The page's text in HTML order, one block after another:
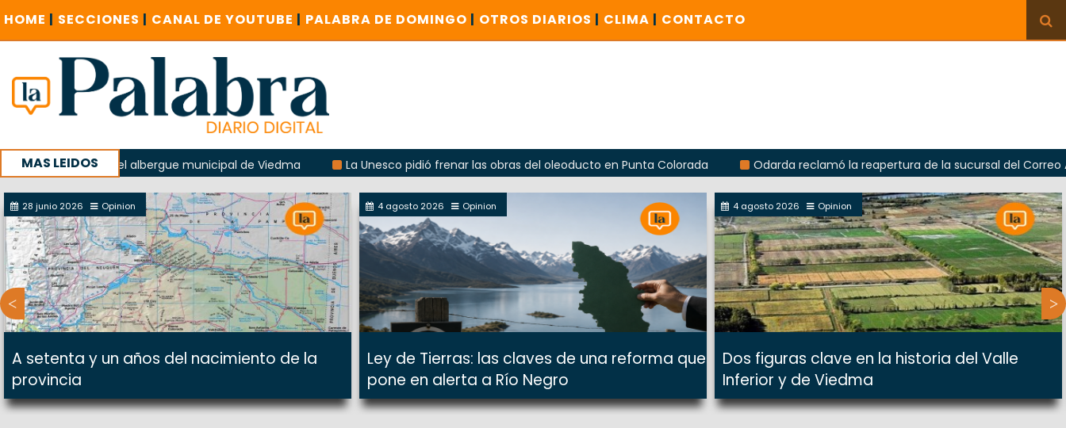
HOME | SECCIONES | CANAL DE YOUTUBE | PALABRA DE DOMINGO | OTROS DIARIOS | CLIMA | CONTACTO
MAS LEIDOS
del albergue municipal de Viedma La Unesco pidió frenar las obras del oleoducto en Punta Colorada
Odarda reclamó la reapertura de la sucursal del Correo Argentino
con un encuentro provincial en Roca
28 junio 2026 Opinion
A setenta y un años del nacimiento de la
provincia
4 agosto 2026 Opinion
Ley de Tierras: las claves de una reforma que
pone en alerta a Río Negro
4 agosto 2026 Opinion
Dos figuras clave en la historia del Valle
Inferior y de Viedma